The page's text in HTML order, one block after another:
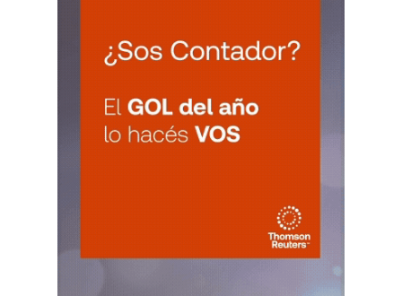
CUIT 0-1-2-3-4-5-6-7-8-9-…
CHUBUT
CORRIENTES